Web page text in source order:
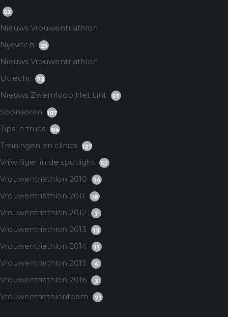
52
Nieuws Vrouwentriathlon
Nijeveen
25
Nieuws Vrouwentriathlon
Utrecht
73
Nieuws Zwemloop Het Lint 57
Sponsoren 107
Tips 'n trucs 64
Trainingen en clinics 127
Vrijwilliger in de spotlight 52
Vrouwentriathlon 2010 14
Vrouwentriathlon 2011 18
Vrouwentriathlon 2012 7
Vrouwentriathlon 2013 13
Vrouwentriathlon 2014 11
Vrouwentriathlon 2015 4
Vrouwentriathlon 2016 3
Vrouwentriathlonteam 71